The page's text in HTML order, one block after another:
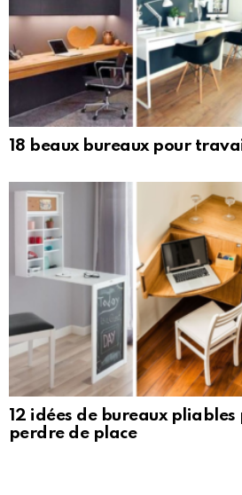
18 beaux bureaux pour
12 idées de bureaux pliables
perdre de place